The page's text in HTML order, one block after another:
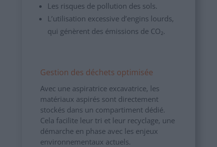
Les risques de pollution des sols.
L’utilisation excessive d’engins lourds,
qui génèrent des émissions de CO₂.
Gestion des déchets optimisée
Avec une aspiratrice excavatrice, les
matériaux aspirés sont directement
stockés dans un compartiment dédié.
Cela facilite leur tri et leur recyclage, une
démarche en phase avec les enjeux
environnementaux actuels.